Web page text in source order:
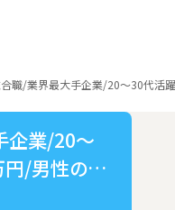
合職/業界最大手企業/20～30代
企業/20～
/男性の育